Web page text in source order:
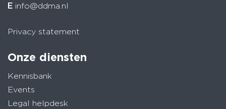
E info@ddma.nl
Privacy statement
Onze diensten
Kennisbank
Events
Legal helpdesk